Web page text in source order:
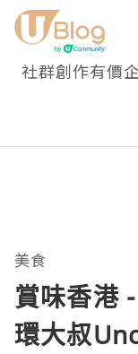
社群創作有價
美食
賞味香港
環大叔